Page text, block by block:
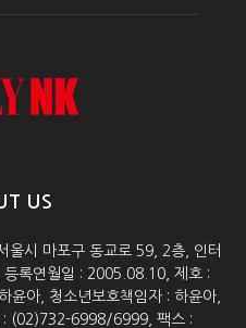
US
울시 마포구 동교로 59, 2층, 인터
록연월일 : 2005.08.10, 제호 :
윤아, 청소년보호책임자 : 하윤아,
: (02)732-6998/6999, 팩스 :